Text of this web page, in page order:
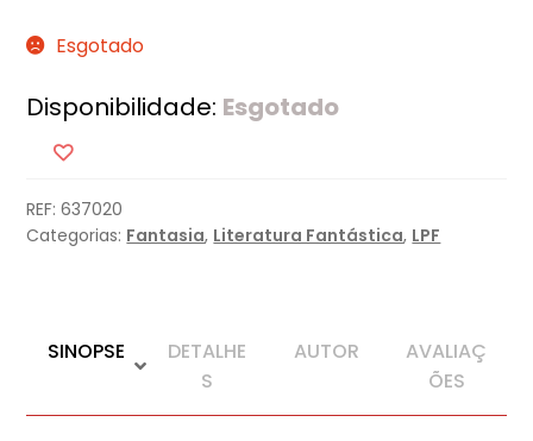
Esgotado
Disponibilidade: Esgotado
REF:637020
Categorias: Fantasia, Literatura Fantástica, LPF
SINOPSE
DETALHE
S
AUTOR
AVALIAÇ
ÕES